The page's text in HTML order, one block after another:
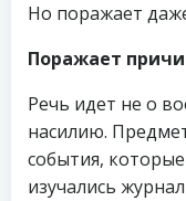
Но поражает
Поражает
Речь идет не о
насилию.
события,
изучались